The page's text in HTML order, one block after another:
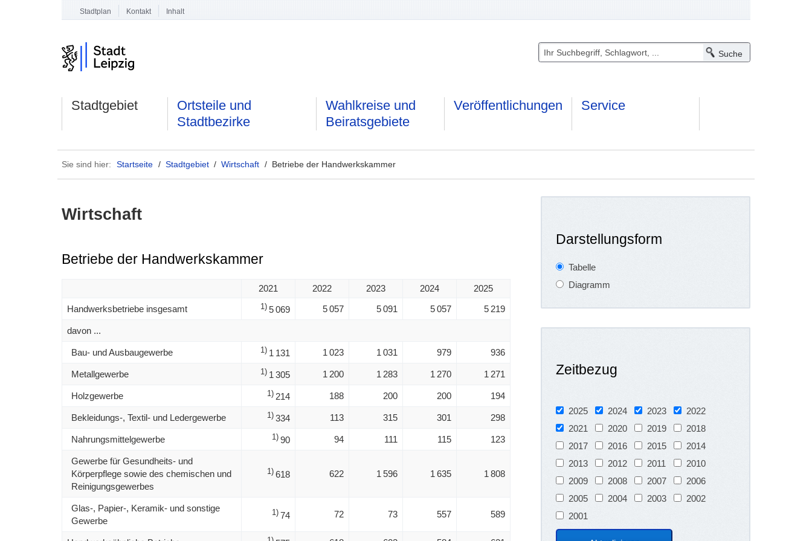
Stadtplan Kontakt Inhalt
Stadtgebiet
Ortsteile und
Stadtbezirke
Wahlkreise und
Beiratsgebiete
Veröffentlichungen Service
Sie sind hier: Startseite / Stadtgebiet /Wirtschaft / Betriebe der Handwerkskammer
Wirtschaft
Betriebe der Handwerkskammer
2021 2022 2023 2024
2025
Handwerksbetriebe insgesamt
1) 5 069 5 057 5 091 5 057 5 219
davon ...
Bau- und Ausbaugewerbe 1) 1 131 1 023 1 031 979 936
Metallgewerbe 1) 1 305 1 200 1 283 1 270 1 271
Holzgewerbe 1) 214 188 200 200 194
Bekleidungs-, Textil- und Ledergewerbe 1) 334 113 315 301 298
Nahrungsmittelgewerbe 1) 90 94 111 115 123
Gewerbe für Gesundheits- und
Körperpflege sowie des chemischen und
Reinigungsgewerbes
1) 618 622 1 596 1 635 1 808
Glas-, Papier-, Keramik- und sonstige
Gewerbe
1) 74 72 73 557 589
Darstellungsform
Tabelle
Diagramm
Zeitbezug
2025 2024 2023
2022
2021
2020 2019
2018
2017
2016 2015
2014
2013
2012 2011
2010
2009
2008 2007
2006
2005
2004 2003
2002
2001